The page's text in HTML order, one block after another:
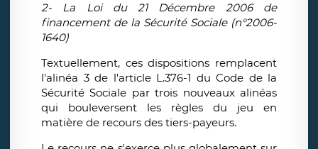
2- La Loi du 21 Décembre 2006 de
financement de la Sécurité Sociale (n°2006-
1640)
Textuellement, ces dispositions remplacent
l'alinéa 3 de l'article L.376-1 du Code de la
Sécurité Sociale par trois nouveaux alinéas
qui bouleversent les règles du jeu en
matière de recours des tiers-payeurs.